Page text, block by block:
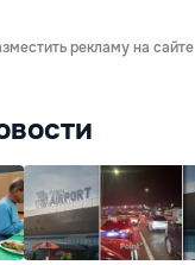
рекламу на сайте